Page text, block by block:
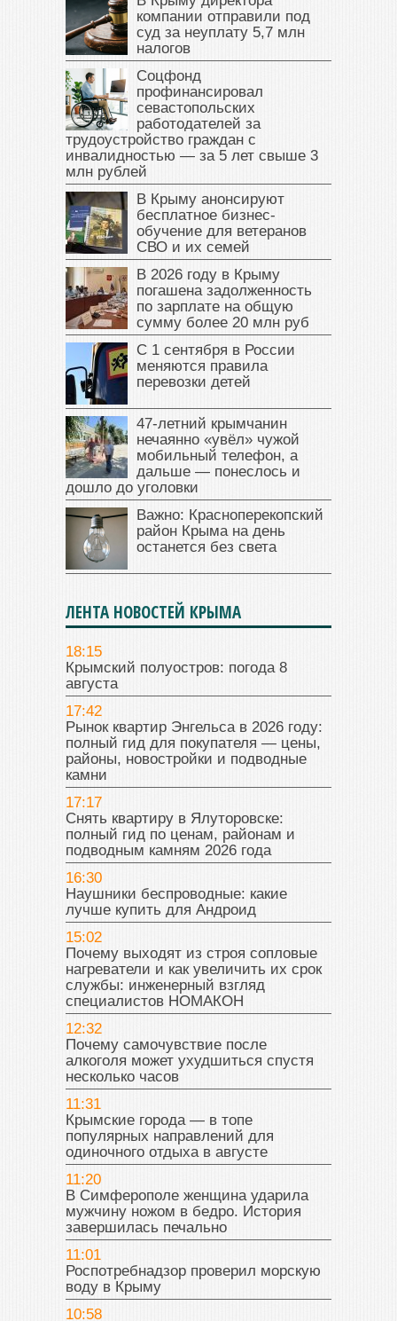
компании отправили под
суд за неуплату 5,7 млн
налогов
Соцфонд
профинансировал
севастопольских
работодателей за
трудоустройство граждан с
инвалидностью — за 5 лет свыше 3
млн рублей
В Крыму анонсируют
бесплатное бизнес-
обучение для ветеранов
СВО и их семей
В 2026 году в Крыму
погашена задолженность
по зарплате на общую
сумму более 20 млн руб
С 1 сентября в России
меняются правила
перевозки детей
47‑летний крымчанин
нечаянно «увёл» чужой
мобильный телефон, а
дальше — понеслось и
дошло до уголовки
Важно: Красноперекопский
район Крыма на день
останется без света
ЛЕНТА НОВОСТЕЙ КРЫМА
18:15
Крымский полуостров: погода 8
августа
17:42
Рынок квартир Энгельса в 2026 году:
полный гид для покупателя — цены,
районы, новостройки и подводные
камни
17:17
Снять квартиру в Ялуторовске:
полный гид по ценам, районам и
подводным камням 2026 года
16:30
Наушники беспроводные: какие
лучше купить для Андроид
15:02
Почему выходят из строя сопловые
нагреватели и как увеличить их срок
службы: инженерный взгляд
специалистов НОМАКОН
12:32
Почему самочувствие после
алкоголя может ухудшиться спустя
несколько часов
11:31
Крымские города — в топе
популярных направлений для
одиночного отдыха в августе
11:20
В Симферополе женщина ударила
мужчину ножом в бедро. История
завершилась печально
11:01
Роспотребнадзор проверил морскую
воду в Крыму
10:58